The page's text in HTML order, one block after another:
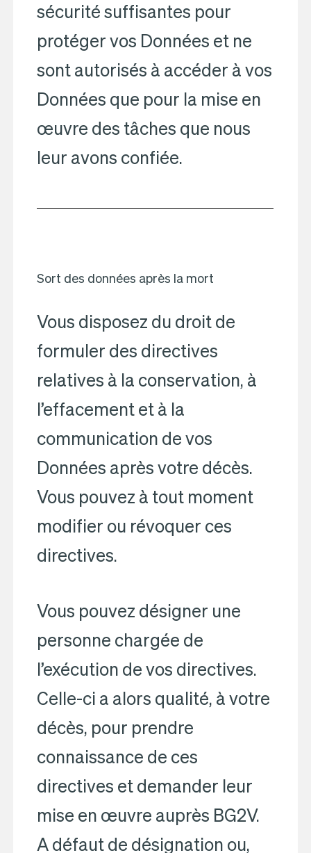
sécurité suffisantes pour
protéger vos Données et ne
sont autorisés à accéder à vos
Données que pour la mise en
œuvre des tâches que nous
leur avons confiée.
Sort des données après la mort
Vous disposez du droit de
formuler des directives
relatives à la conservation, à
l’effacement et à la
communication de vos
Données après votre décès.
Vous pouvez à tout moment
modifier ou révoquer ces
directives.
Vous pouvez désigner une
personne chargée de
l’exécution de vos directives.
Celle-ci a alors qualité, à votre
décès, pour prendre
connaissance de ces
directives et demander leur
mise en œuvre auprès BG2V.
A défaut de désignation ou,